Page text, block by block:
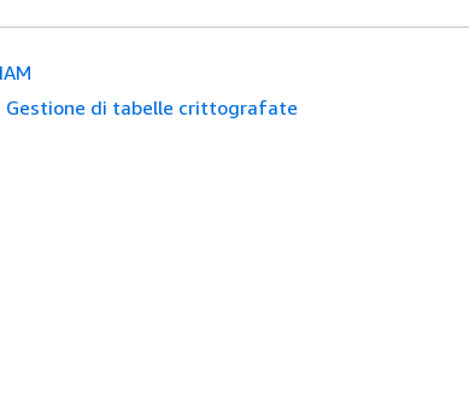
IAM
Gestione di tabelle crittografate